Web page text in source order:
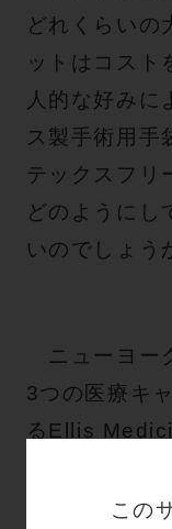
この
どれくらいの
ットはコスト
人的な好みに
ス製手術用手
テックスフリ
どのようにし
いのでしょう
ニューヨー
3つの医療キ
るEllis
Medicineは